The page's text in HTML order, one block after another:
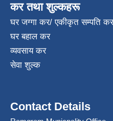
कर तथा शुल्कहरू
घर जग्गा कर/ एकीकृत सम्पति कर
घर बहाल कर
व्यवसाय कर
सेवा शुल्क
Contact Details